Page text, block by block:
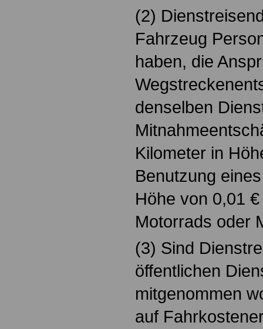
(2)
Fahrzeug
haben, die
denselben
Kilometer in
Benutzung
Höhe von 0,01
Motorrads oder
(3) Sind
öffentlichen
mitgenommen
auf